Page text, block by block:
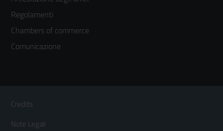
3
Regolamenti
Chambers of commerce
Comunicazione
Footer
Menù
Credits
Note Legali